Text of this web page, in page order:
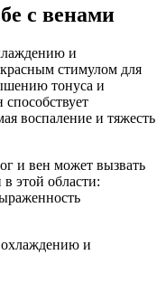
с венами
и
стимулом для
тонуса и
воспаление и тяжесть
и вен может вызвать
этой области: